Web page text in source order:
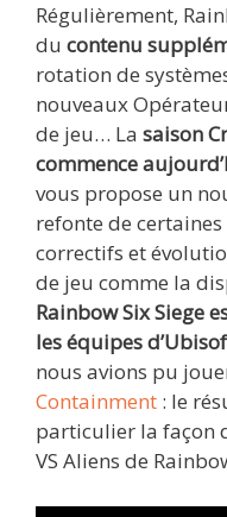
Régulièrement,
du contenu
rotation de
nouveaux
de jeu… La saison
commence
vous propose un
refonte de
correctifs et
de jeu comme la
Rainbow Six Siege
les équipes
nous avions pu
Containment : le
particulier la façon
VS Aliens de